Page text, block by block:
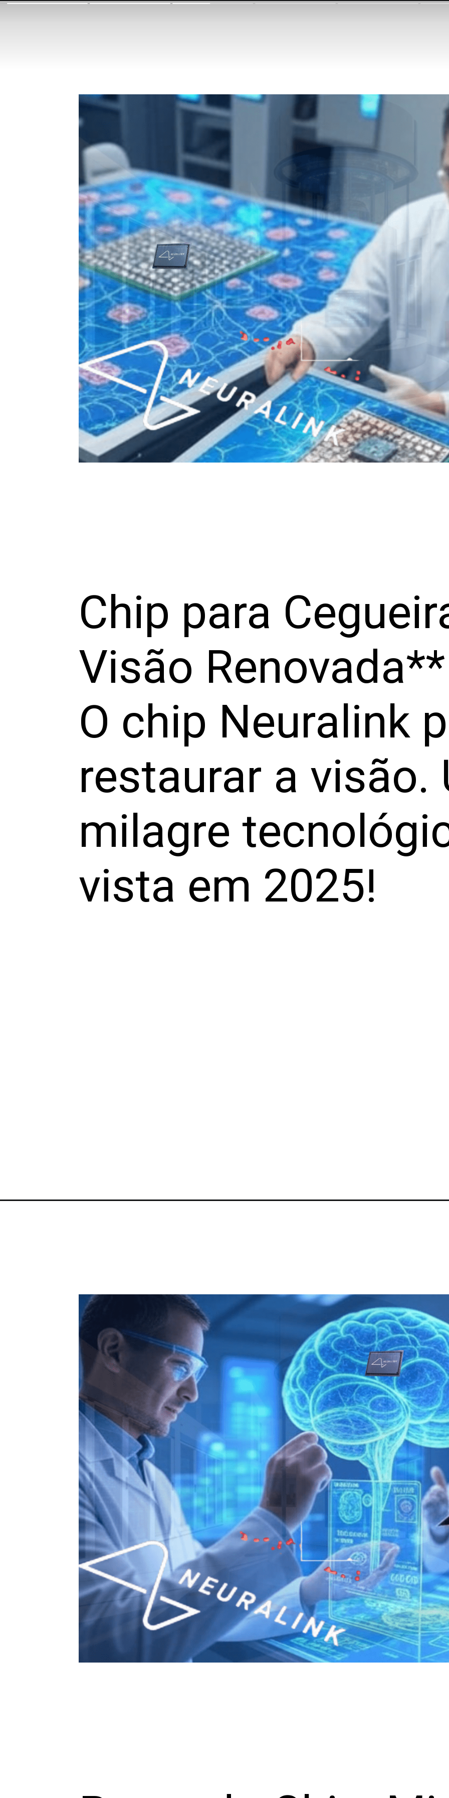
Chip para
Visão Renovada**
O chip Neuralink
restaurar a visão.
milagre
vista em 2025!